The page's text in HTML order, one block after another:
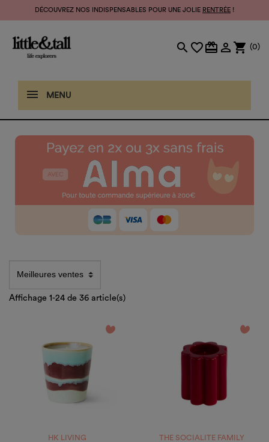
DÉCOUVREZ NOS INDISPENSABLES POUR UNE JOLIE RENTRÉE !
search favorite_bordercard_giftcard  shopping_cart (0)
MENU
Affichage 1-24 de 36 article(s)
favorite_border
HK LIVING
favorite_border
THE SOCIALITE FAMILY